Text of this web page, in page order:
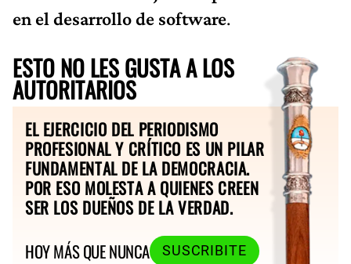
en el desarrollo de software.
ESTO NO LES GUSTA A LOS
AUTORITARIOS
EL EJERCICIO DEL PERIODISMO
PROFESIONAL Y CRÍTICO ES UN PILAR
FUNDAMENTAL DE LA DEMOCRACIA.
POR ESO MOLESTA A QUIENES CREEN
SER LOS DUEÑOS DE LA VERDAD.
HOY MÁS QUE NUNCA
SUSCRIBITE